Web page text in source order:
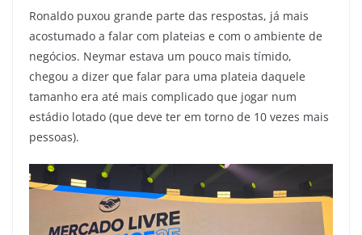
Ronaldo puxou grande parte das respostas, já mais
acostumado a falar com plateias e com o ambiente de
negócios. Neymar estava um pouco mais tímido,
chegou a dizer que falar para uma plateia daquele
tamanho era até mais complicado que jogar num
estádio lotado (que deve ter em torno de 10 vezes mais
pessoas).